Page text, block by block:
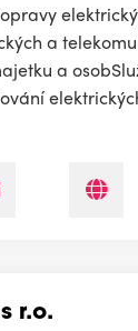
a
a
r.o.